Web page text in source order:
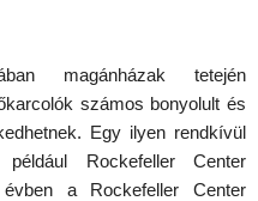
magánházak tetején
számos bonyolult és
Egy ilyen rendkívül
Rockefeller Center
a Rockefeller Center